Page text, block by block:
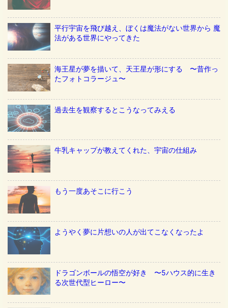
平行宇宙を飛び越え、ぼくは魔法がない世界から 魔
法がある世界にやってきた
海王星が夢を描いて、天王星が形にする 〜昔作っ
たフォトコラージュ〜
過去生を観察するとこうなってみえる
牛乳キャップが教えてくれた、宇宙の仕組み
もう一度あそこに行こう
ようやく夢に片想いの人が出てこなくなったよ
ドラゴンボールの悟空が好き 〜5ハウス的に生き
る次世代型ヒーロー〜